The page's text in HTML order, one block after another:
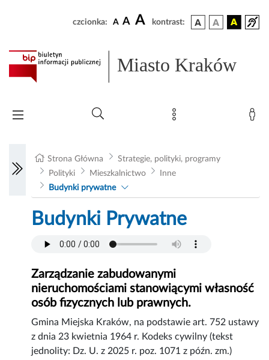
czcionka: A A A kontrast:
Miasto Kraków
Strona Główna
Strategie, polityki, programy
Polityki
Mieszkalnictwo
Inne
Budynki prywatne
Budynki Prywatne
Zarządzanie zabudowanymi
nieruchomościami stanowiącymi własność
osób fizycznych lub prawnych.
Gmina Miejska Kraków, na podstawie art. 752 ustawy
z dnia 23 kwietnia 1964 r. Kodeks cywilny (tekst
jednolity: Dz. U. z 2025 r. poz. 1071 z późn. zm.)